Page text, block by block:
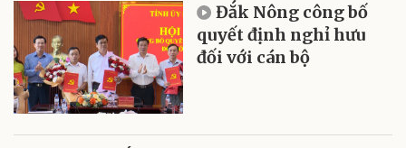
Đắk Nông công bố
quyết định nghỉ hưu
đối với cán bộ